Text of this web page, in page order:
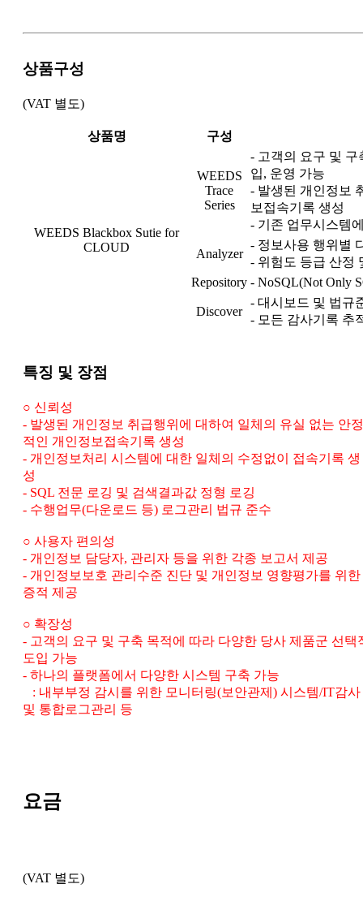
상품구성
(VAT 별도)
상품명 구성
WEEDS Blackbox Sutie for
CLOUD
WEEDS
Trace
Series
- 고객의 요구 및 구
입, 운영 가능
- 발생된 개인정보
보접속기록 생성
- 기존 업무시스템
Analyzer
- 정보사용 행위별
- 위험도 등급 산정
Repository - NoSQL(Not Only
Discover
- 대시보드 및 법규
- 모든 감사기록 추
특징 및 장점
○ 신뢰성
- 발생된 개인정보 취급행위에 대하여 일체의 유실 없는 안정
적인 개인정보접속기록 생성
- 개인정보처리 시스템에 대한 일체의 수정없이 접속기록 생
성
- SQL 전문 로깅 및 검색결과값 정형 로깅
- 수행업무(다운로드 등) 로그관리 법규 준수
○ 사용자 편의성
- 개인정보 담당자, 관리자 등을 위한 각종 보고서 제공
- 개인정보보호 관리수준 진단 및 개인정보 영향평가를 위한
증적 제공
○ 확장성
- 고객의 요구 및 구축 목적에 따라 다양한 당사 제품군 선택
도입 가능
- 하나의 플랫폼에서 다양한 시스템 구축 가능
: 내부부정 감시를 위한 모니터링(보안관제) 시스템/IT감사
및 통합로그관리 등
요금
(VAT 별도)